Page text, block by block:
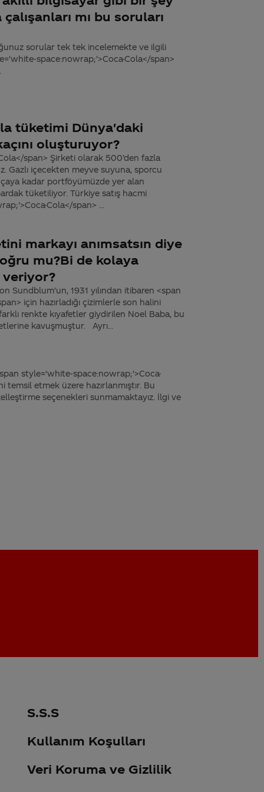
mı bu soruları
sorular tek tek incelemekte ve ilgili
space:nowrap;'>Coca-Cola</span>
tüketimi Dünya'daki
oluşturuyor?
span> Şirketi olarak 500’den fazla
Gazlı içecekten meyve suyuna, sporcu
kadar portföyümüzde yer alan
tüketiliyor. Türkiye satış hacmi
Cola</span> ...
markayı anımsatsın diye
mu?Bi de kolaya
veriyor?
Sundblum'un, 1931 yılından itibaren <span
için hazırladığı çizimlerle son halini
renkte kıyafetler giydirilen Noel Baba, bu
kavuşmuştur. Ayrı...
style='white-space:nowrap;'>Coca-
temsil etmek üzere hazırlanmıştır. Bu
seçenekleri sunmamaktayız. İlgi ve
S.S.S
Kullanım Koşulları
Veri Koruma ve Gizlilik